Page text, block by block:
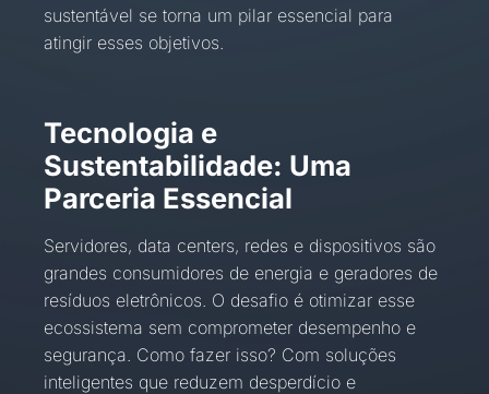
sustentável se torna um pilar essencial para
atingir esses objetivos.
Tecnologia e
Sustentabilidade: Uma
Parceria Essencial
Servidores, data centers, redes e dispositivos são
grandes consumidores de energia e geradores de
resíduos eletrônicos. O desafio é otimizar esse
ecossistema sem comprometer desempenho e
segurança. Como fazer isso? Com soluções
inteligentes que reduzem desperdício e